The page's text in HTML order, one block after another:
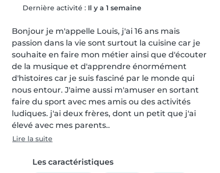
Dernière activité : Il y a 1 semaine
Bonjour je m'appelle Louis, j'ai 16 ans mais
passion dans la vie sont surtout la cuisine car je
souhaite en faire mon métier ainsi que d'écouter
de la musique et d'apprendre énormément
d'histoires car je suis fasciné par le monde qui
nous entour. J'aime aussi m'amuser en sortant
faire du sport avec mes amis ou des activités
ludiques. j'ai deux frères, dont un petit que j'ai
élevé avec mes parents..
Lire la suite
Les caractéristiques